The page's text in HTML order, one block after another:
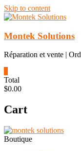
Skip to content
Montek Solutions
Réparation et vente |
Total
$0.00
Cart
Boutique